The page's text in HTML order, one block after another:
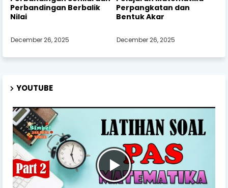
Perbandingan Berbalik
Nilai
December 26, 2025
Perpangkatan dan
Bentuk Akar
December 26, 2025
YOUTUBE